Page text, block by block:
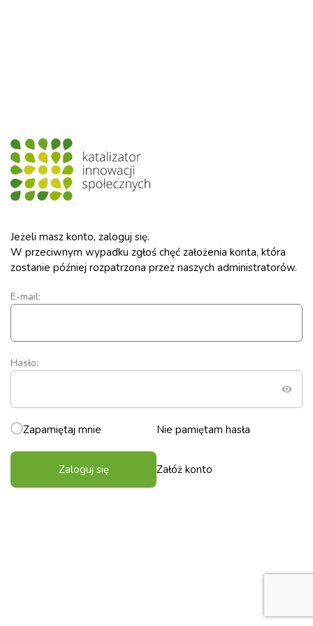
Jeżeli masz konto, zaloguj się.
W przeciwnym wypadku zgłoś chęć założenia konta, która
zostanie później rozpatrzona przez naszych administratorów.
E-mail:
Hasło:
Zapamiętaj mnie Nie pamiętam hasła
Zaloguj się Załóż konto